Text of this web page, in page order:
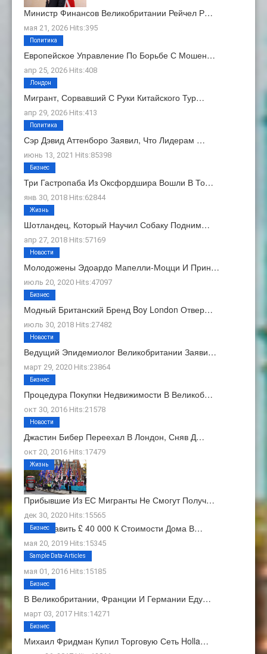
Министр Финансов Великобритании Рейчел Р…
мая 21, 2026 Hits:395
Европейское Управление По Борьбе С Мошен…
апр 25, 2026 Hits:408
Политика
Мигрант, Сорвавший С Руки Китайского Тур…
апр 29, 2026 Hits:413
Лондон
Сэр Дэвид Аттенборо Заявил, Что Лидерам …
июнь 13, 2021 Hits:85398
Политика
Три Гастропаба Из Оксфордшира Вошли В То…
янв 30, 2018 Hits:62844
Бизнес
Шотландец, Который Научил Собаку Подним…
апр 27, 2018 Hits:57169
Жизнь
Молодожены Эдоардо Мапелли-Моцци И Прин…
июль 20, 2020 Hits:47097
Новости
Модный Британский Бренд Boy London Отвер…
июль 30, 2018 Hits:27482
Бизнес
Ведущий Эпидемиолог Великобритании Заяви…
март 29, 2020 Hits:23864
Новости
Процедура Покупки Недвижимости В Великоб…
окт 30, 2016 Hits:21578
Бизнес
Джастин Бибер Переехал В Лондон, Сняв Д…
окт 20, 2016 Hits:17479
Новости
Прибывшие Из ЕС Мигранты Не Смогут Получ…
дек 30, 2020 Hits:15565
Жизнь
Как Добавить £ 40 000 К Стоимости Дома В…
мая 20, 2019 Hits:15345
Бизнес
О Нас
мая 01, 2016 Hits:15185
Sample Data-Articles
В Великобритании, Франции И Германии Еду…
март 03, 2017 Hits:14271
Бизнес
Михаил Фридман Купил Торговую Сеть Holla…
Бизнес